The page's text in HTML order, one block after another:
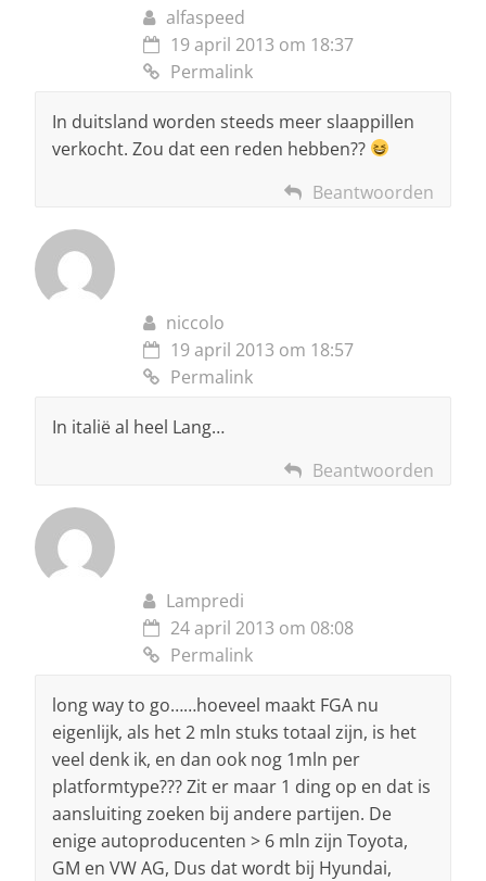
alfaspeed
19 april 2013 om 18:37
Permalink
In duitsland worden steeds meer slaappillen
verkocht. Zou dat een reden hebben??
Beantwoorden
niccolo
19 april 2013 om 18:57
Permalink
In italië al heel Lang…
Beantwoorden
Lampredi
24 april 2013 om 08:08
Permalink
long way to go……hoeveel maakt FGA nu
eigenlijk, als het 2 mln stuks totaal zijn, is het
veel denk ik, en dan ook nog 1mln per
platformtype??? Zit er maar 1 ding op en dat is
aansluiting zoeken bij andere partijen. De
enige autoproducenten > 6 mln zijn Toyota,
GM en VW AG, Dus dat wordt bij Hyundai,